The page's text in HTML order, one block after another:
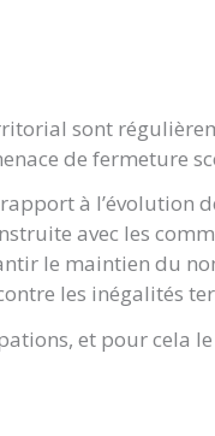
sont
de fermeture
à l’évolution
avec les
le maintien du
les inégalités
et pour cela